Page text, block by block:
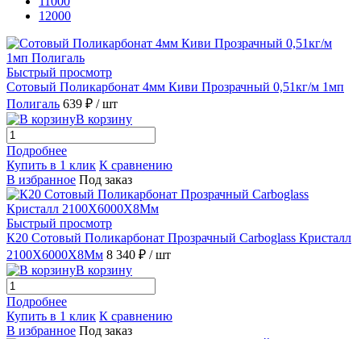
12000
Быстрый просмотр
Сотовый Поликарбонат 4мм Киви Прозрачный 0,51кг/м 1мп
Полигаль 639 ₽ / шт
В корзину
Подробнее
Купить в 1 клик К сравнению
В избранное Под заказ
Быстрый просмотр
К20 Сотовый Поликарбонат Прозрачный Carboglass Кристалл
2100X6000X8Мм 8 340 ₽ / шт
В корзину
Подробнее
Купить в 1 клик К сравнению
В избранное Под заказ